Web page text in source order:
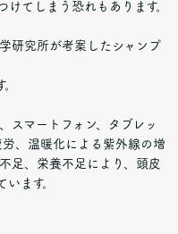
てしまう恐れもあります。
研究所が考案したシャンプ
スマートフォン、タブレッ
、温暖化による紫外線の増
足、栄養不足により、頭皮
ます。